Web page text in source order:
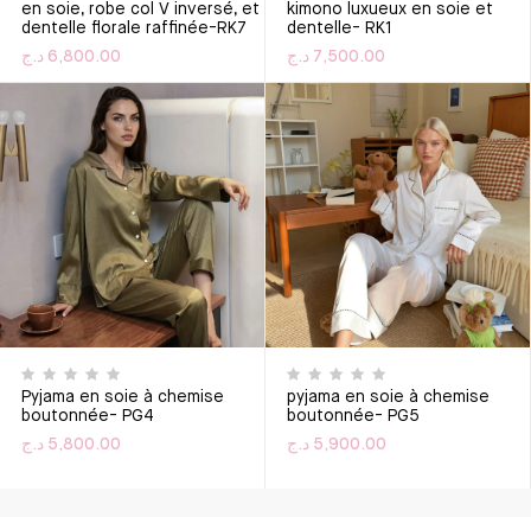
en soie, robe col V inversé, et
dentelle florale raffinée-RK7
6,800.00 د.ج
Ce produit a plusieurs variations. Les options peuvent
kimono luxueux en soie et
dentelle- RK1
7,500.00 د.ج
Ce produit a plusieurs
Pyjama en soie à chemise
boutonnée- PG4
5,800.00 د.ج
pyjama en soie à chemise
boutonnée- PG5
5,900.00 د.ج